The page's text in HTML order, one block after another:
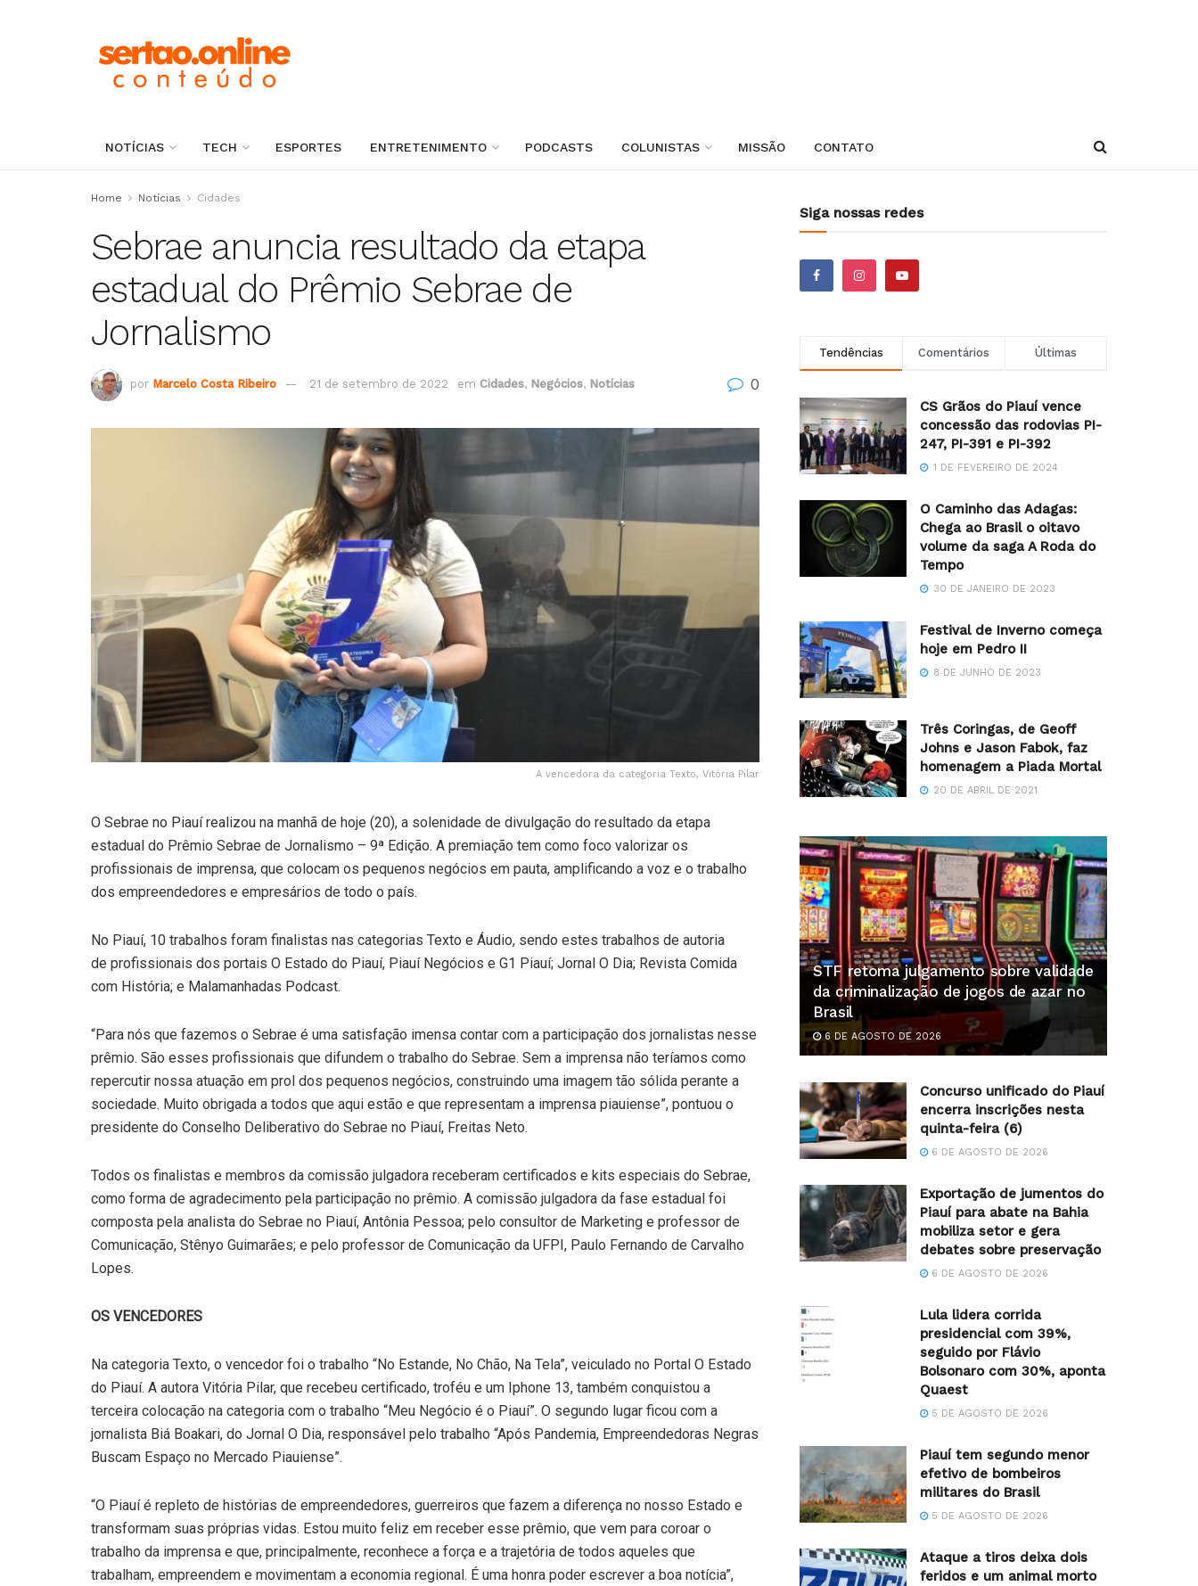
NOTÍCIAS TECH ESPORTES ENTRETENIMENTO PODCASTS COLUNISTAS MISSÃO CONTATO
Home Notícias Cidades
Sebrae anuncia resultado da etapa
estadual do Prêmio Sebrae de
Jornalismo
por Marcelo Costa Ribeiro 21 de setembro de 2022 em Cidades, Negócios, Notícias 0
A vencedora da categoria Texto, Vitória Pilar
O Sebrae no Piauí realizou na manhã de hoje (20), a solenidade de divulgação do resultado da etapa
estadual do Prêmio Sebrae de Jornalismo – 9ª Edição. A premiação tem como foco valorizar os
profissionais de imprensa, que colocam os pequenos negócios em pauta, amplificando a voz e o trabalho
dos empreendedores e empresários de todo o país.
No Piauí, 10 trabalhos foram finalistas nas categorias Texto e Áudio, sendo estes trabalhos de autoria
de profissionais dos portais O Estado do Piauí, Piauí Negócios e G1 Piauí; Jornal O Dia; Revista Comida
com História; e Malamanhadas Podcast.
“Para nós que fazemos o Sebrae é uma satisfação imensa contar com a participação dos jornalistas nesse
prêmio. São esses profissionais que difundem o trabalho do Sebrae. Sem a imprensa não teríamos como
repercutir nossa atuação em prol dos pequenos negócios, construindo uma imagem tão sólida perante a
sociedade. Muito obrigada a todos que aqui estão e que representam a imprensa piauiense”, pontuou o
presidente do Conselho Deliberativo do Sebrae no Piauí, Freitas Neto.
Todos os finalistas e membros da comissão julgadora receberam certificados e kits especiais do Sebrae,
como forma de agradecimento pela participação no prêmio. A comissão julgadora da fase estadual foi
composta pela analista do Sebrae no Piauí, Antônia Pessoa; pelo consultor de Marketing e professor de
Comunicação, Stênyo Guimarães; e pelo professor de Comunicação da UFPI, Paulo Fernando de Carvalho
Lopes.
OS VENCEDORES
Na categoria Texto, o vencedor foi o trabalho “No Estande, No Chão, Na Tela”, veiculado no Portal O Estado
do Piauí. A autora Vitória Pilar, que recebeu certificado, troféu e um Iphone 13, também conquistou a
terceira colocação na categoria com o trabalho “Meu Negócio é o Piauí”. O segundo lugar ficou com a
jornalista Biá Boakari, do Jornal O Dia, responsável pelo trabalho “Após Pandemia, Empreendedoras Negras
Buscam Espaço no Mercado Piauiense”.
“O Piauí é repleto de histórias de empreendedores, guerreiros que fazem a diferença no nosso Estado e
transformam suas próprias vidas. Estou muito feliz em receber esse prêmio, que vem para coroar o
trabalho da imprensa e que, principalmente, reconhece a força e a trajetória de todos aqueles que
trabalham, empreendem e movimentam a economia regional. É uma honra poder escrever a boa notícia”,
Siga nossas redes
Tendências Comentários Últimas
CS Grãos do Piauí vence
concessão das rodovias PI-
247, PI-391 e PI-392
1 DE FEVEREIRO DE 2024
O Caminho das Adagas:
Chega ao Brasil o oitavo
volume da saga A Roda do
Tempo
30 DE JANEIRO DE 2023
Festival de Inverno começa
hoje em Pedro II
8 DE JUNHO DE 2023
Três Coringas, de Geoff
Johns e Jason Fabok, faz
homenagem a Piada Mortal
20 DE ABRIL DE 2021
STF retoma julgamento sobre validade
da criminalização de jogos de azar no
Brasil
6 DE AGOSTO DE 2026
Concurso unificado do Piauí
encerra inscrições nesta
quinta-feira (6)
6 DE AGOSTO DE 2026
Exportação de jumentos do
Piauí para abate na Bahia
mobiliza setor e gera
debates sobre preservação
6 DE AGOSTO DE 2026
Lula lidera corrida
presidencial com 39%,
seguido por Flávio
Bolsonaro com 30%, aponta
Quaest
5 DE AGOSTO DE 2026
Piauí tem segundo menor
efetivo de bombeiros
militares do Brasil
5 DE AGOSTO DE 2026
Ataque a tiros deixa dois
feridos e um animal morto